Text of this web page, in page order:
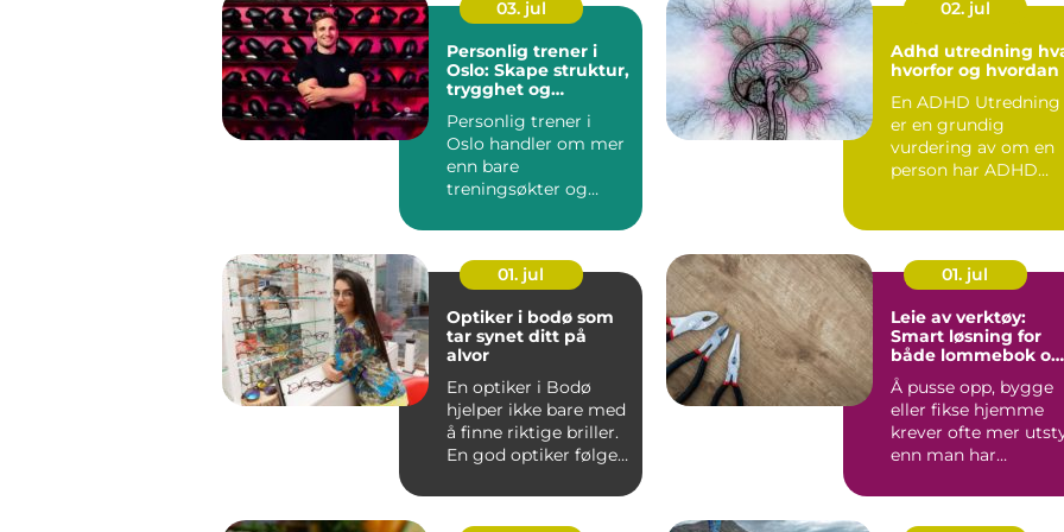
03. jul
Personlig trener i
Oslo: Skape struktur,
trygghet og
Personlig trener i
Oslo handler om mer
enn bare
treningsøkter og
trener ...
02. jul
Adhd utredning hva,
hvorfor og hvordan
En ADHD Utredning
er en grundig
vurdering av om en
person har ADHD
01. jul
Optiker i bodø som
tar synet ditt på
alvor
En optiker i Bodø
hjelper ikke bare med
å finne riktige briller.
En god optiker følger
01. jul
Leie av verktøy:
Smart løsning for
både lommebok og
miljø
Å pusse opp, bygge
eller fikse hjemme
krever ofte mer
enn man har
ender...